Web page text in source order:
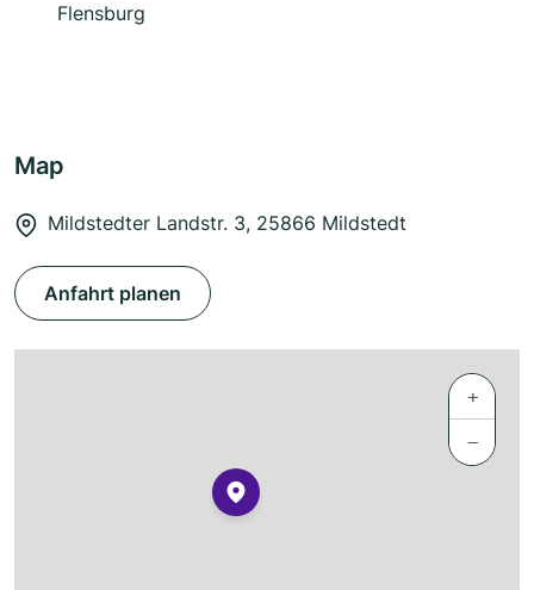
Flensburg
Map
Mildstedter Landstr. 3, 25866 Mildstedt
Anfahrt planen
+
−